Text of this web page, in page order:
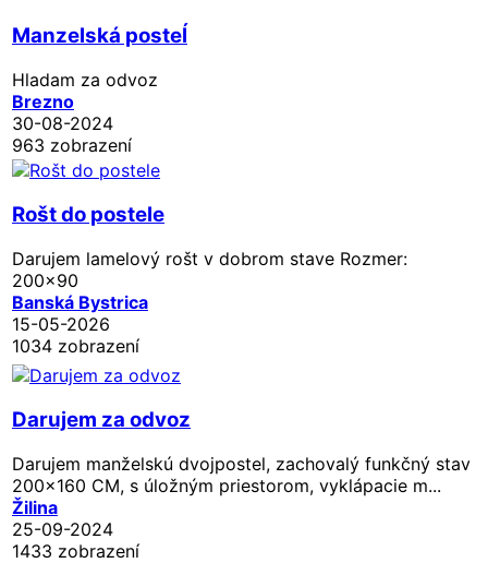
Manzelská posteĺ
Hladam za odvoz
Brezno
30-08-2024
963 zobrazení
Rošt do postele
Darujem lamelový rošt v dobrom stave Rozmer:
200x90
Banská Bystrica
15-05-2026
1034 zobrazení
Darujem za odvoz
Darujem manželskú dvojpostel, zachovalý funkčný stav
200x160 CM, s úložným priestorom, vyklápacie m...
Žilina
25-09-2024
1433 zobrazení